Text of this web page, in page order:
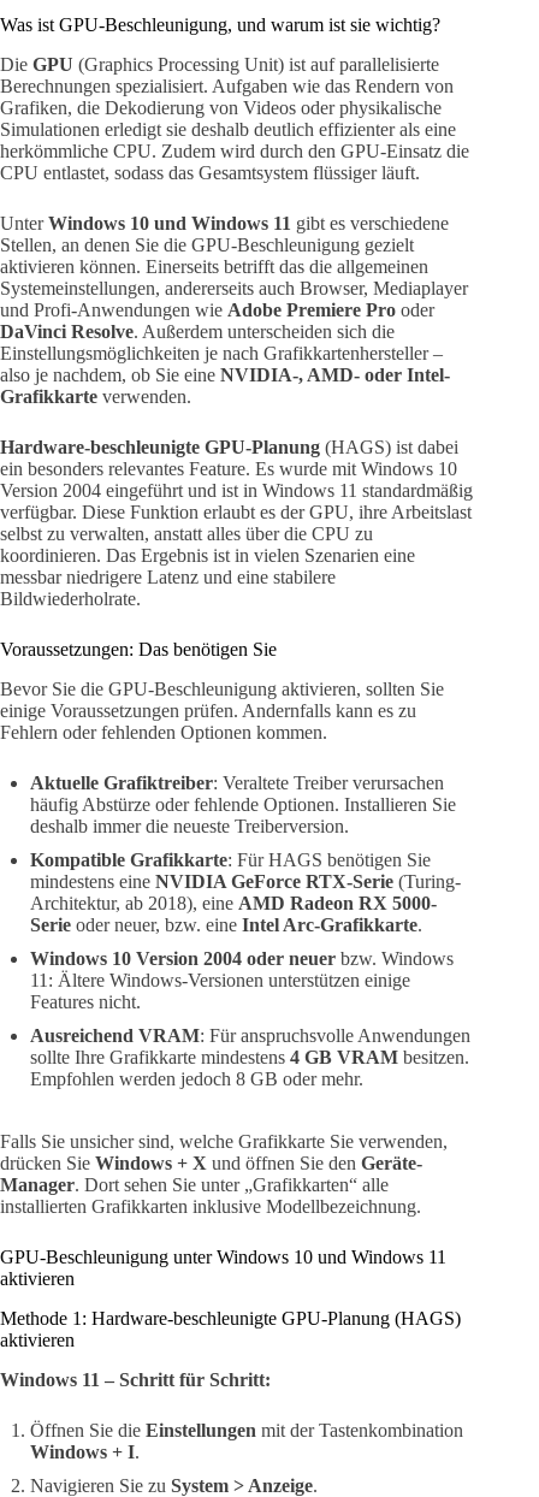
Was ist GPU-Beschleunigung, und warum ist sie wichtig?
Die GPU (Graphics Processing Unit) ist auf parallelisierte
Berechnungen spezialisiert. Aufgaben wie das Rendern von
Grafiken, die Dekodierung von Videos oder physikalische
Simulationen erledigt sie deshalb deutlich effizienter als eine
herkömmliche CPU. Zudem wird durch den GPU-Einsatz die
CPU entlastet, sodass das Gesamtsystem flüssiger läuft.
UnterWindows 10 und Windows 11 gibt es verschiedene
Stellen, an denen Sie die GPU-Beschleunigung gezielt
aktivieren können. Einerseits betrifft das die allgemeinen
Systemeinstellungen, andererseits auch Browser, Mediaplayer
und Profi-Anwendungen wie Adobe Premiere Pro oder
DaVinci Resolve. Außerdem unterscheiden sich die
Einstellungsmöglichkeiten je nach Grafikkartenhersteller –
also je nachdem, ob Sie eine NVIDIA-, AMD- oder Intel-
Grafikkarte verwenden.
Hardware-beschleunigte GPU-Planung (HAGS) ist dabei
ein besonders relevantes Feature. Es wurde mit Windows 10
Version 2004 eingeführt und ist in Windows 11 standardmäßig
verfügbar. Diese Funktion erlaubt es der GPU, ihre Arbeitslast
selbst zu verwalten, anstatt alles über die CPU zu
koordinieren. Das Ergebnis ist in vielen Szenarien eine
messbar niedrigere Latenz und eine stabilere
Bildwiederholrate.
Voraussetzungen: Das benötigen Sie
Bevor Sie die GPU-Beschleunigung aktivieren, sollten Sie
einige Voraussetzungen prüfen. Andernfalls kann es zu
Fehlern oder fehlenden Optionen kommen.
Aktuelle Grafiktreiber: Veraltete Treiber verursachen
häufig Abstürze oder fehlende Optionen. Installieren Sie
deshalb immer die neueste Treiberversion.
Kompatible Grafikkarte: Für HAGS benötigen Sie
mindestens eine NVIDIA GeForce RTX-Serie (Turing-
Architektur, ab 2018), eine AMD Radeon RX 5000-
Serie oder neuer, bzw. eine Intel Arc-Grafikkarte.
Windows 10 Version 2004 oder neuer bzw. Windows
11: Ältere Windows-Versionen unterstützen einige
Features nicht.
Ausreichend VRAM: Für anspruchsvolle Anwendungen
sollte Ihre Grafikkarte mindestens 4 GB VRAM besitzen.
Empfohlen werden jedoch 8 GB oder mehr.
Falls Sie unsicher sind, welche Grafikkarte Sie verwenden,
drücken Sie Windows + X und öffnen Sie den Geräte-
Manager. Dort sehen Sie unter „Grafikkarten“ alle
installierten Grafikkarten inklusive Modellbezeichnung.
GPU-Beschleunigung unter Windows 10 und Windows 11
aktivieren
Methode 1: Hardware-beschleunigte GPU-Planung (HAGS)
aktivieren
Windows 11 – Schritt für Schritt:
Öffnen Sie die Einstellungen mit der Tastenkombination
Windows + I.
Navigieren Sie zu System > Anzeige.